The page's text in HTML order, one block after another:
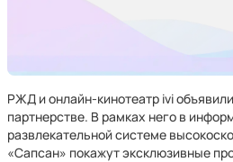
РЖД и онлайн-кинотеатр ivi
партнерстве. В рамках него в
развлекательной системе
«Сапсан» покажут эксклюзивные